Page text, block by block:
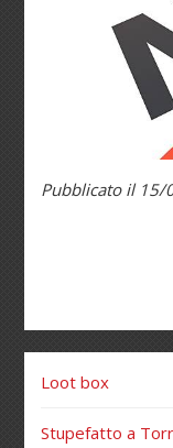
Pubblicato il 15/
Loot box
Stupefatto a